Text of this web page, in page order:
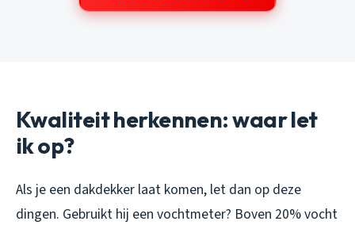
Kwaliteit herkennen: waar let
ik op?
Als je een dakdekker laat komen, let dan op deze
dingen. Gebruikt hij een vochtmeter? Boven 20% vocht